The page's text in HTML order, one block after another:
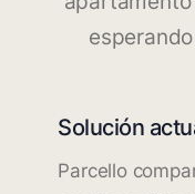
Solución
Parcello